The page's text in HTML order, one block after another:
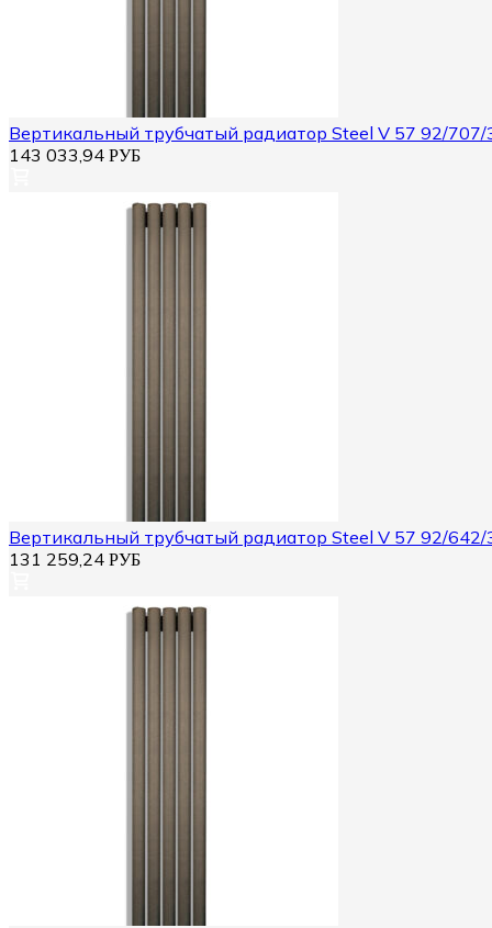
Вертикальный трубчатый радиатор Steel V 57 92/
143 033,94 РУБ
Вертикальный трубчатый радиатор Steel V 57 92/
131 259,24 РУБ